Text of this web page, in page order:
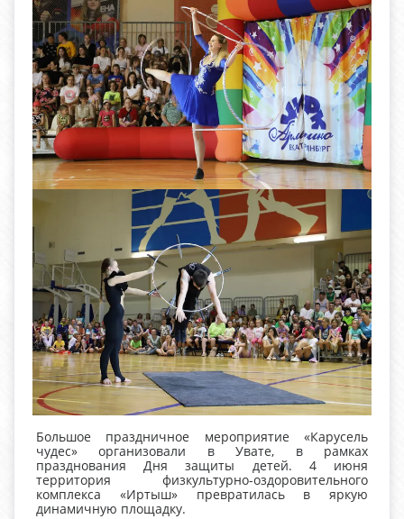
Большое праздничное мероприятие «Карусель
чудес» организовали в Увате, в рамках
празднования Дня защиты детей. 4 июня
территория физкультурно-оздоровительного
комплекса «Иртыш» превратилась в яркую
динамичную площадку.